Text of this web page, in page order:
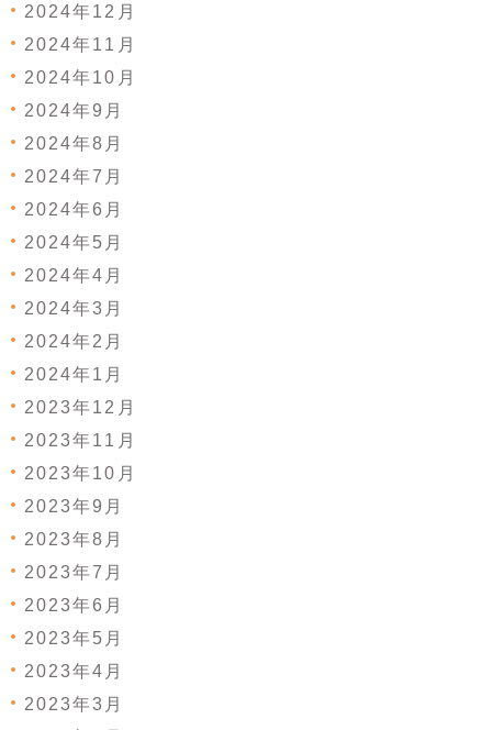
2024年12月
2024年11月
2024年10月
2024年9月
2024年8月
2024年7月
2024年6月
2024年5月
2024年4月
2024年3月
2024年2月
2024年1月
2023年12月
2023年11月
2023年10月
2023年9月
2023年8月
2023年7月
2023年6月
2023年5月
2023年4月
2023年3月